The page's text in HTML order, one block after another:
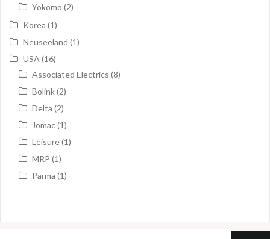
Yokomo (2)
Korea (1)
Neuseeland (1)
USA (16)
Associated Electrics (8)
Bolink(2)
Delta (2)
Jomac(1)
Leisure(1)
MRP (1)
Parma (1)